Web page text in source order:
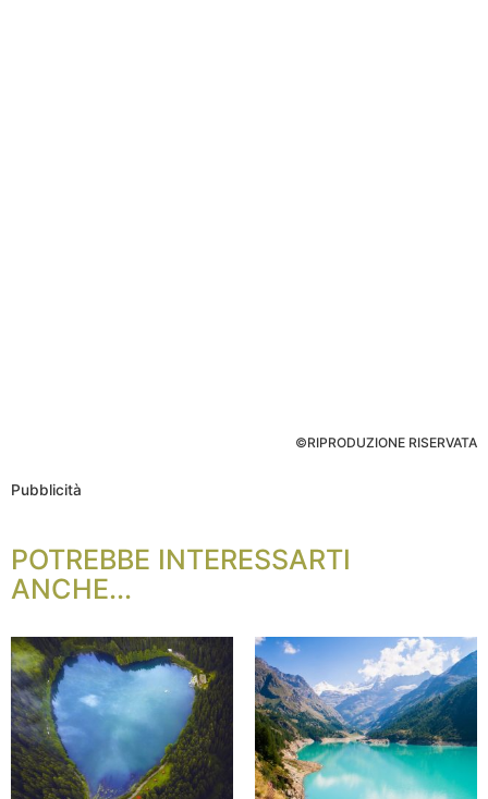
©RIPRODUZIONE RISERVATA
Pubblicità
POTREBBE INTERESSARTI
ANCHE...